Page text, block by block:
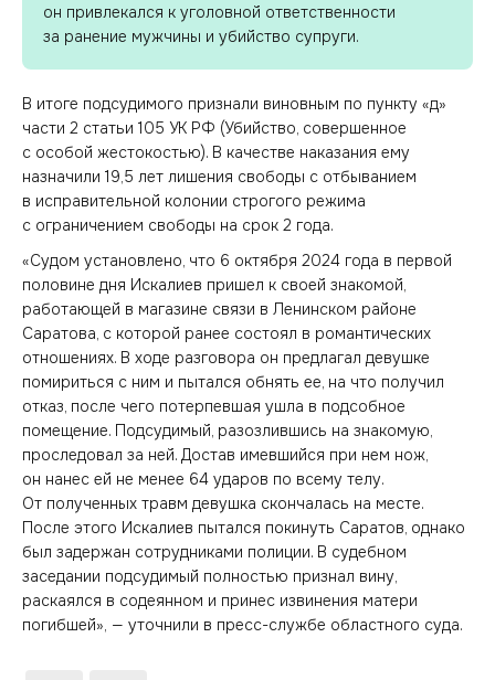
он привлекался к уголовной ответственности
за ранение мужчины и убийство супруги.
В итоге подсудимого признали виновным по пункту «д»
части 2 статьи 105 УК РФ (Убийство, совершенное
с особой жестокостью). В качестве наказания ему
назначили 19,5 лет лишения свободы с отбыванием
в исправительной колонии строгого режима
с ограничением свободы на срок 2 года.
«Судом установлено, что 6 октября 2024 года в первой
половине дня Искалиев пришел к своей знакомой,
работающей в магазине связи в Ленинском районе
Саратова, с которой ранее состоял в романтических
отношениях. В ходе разговора он предлагал девушке
помириться с ним и пытался обнять ее, на что получил
отказ, после чего потерпевшая ушла в подсобное
помещение. Подсудимый, разозлившись на знакомую,
проследовал за ней. Достав имевшийся при нем нож,
он нанес ей не менее 64 ударов по всему телу.
От полученных травм девушка скончалась на месте.
После этого Искалиев пытался покинуть Саратов, однако
был задержан сотрудниками полиции. В судебном
заседании подсудимый полностью признал вину,
раскаялся в содеянном и принес извинения матери
погибшей», — уточнили в пресс-службе областного суда.